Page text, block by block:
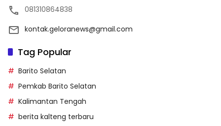
081310864838
kontak.geloranews@gmail.com
Tag Popular
Barito Selatan
Pemkab Barito Selatan
Kalimantan Tengah
berita kalteng terbaru